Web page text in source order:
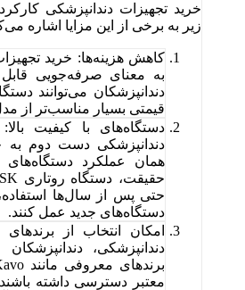
خرید تجهیزات دندانپزشکی
زیر به برخی از این مزایا اشاره
کاهش هزینه‌ها: خرید
به معنای صرفه‌جویی
دندانپزشکان می‌توانند
قیمتی بسیار مناسب‌تر از
دستگاه‌های با کیفیت
دندانپزشکی دست دوم به
همان عملکرد دستگاه‌های
حتی پس از سال‌ها استفاده،
دستگاه‌های جدید عمل کنند.
امکان انتخاب از
دندانپزشکی،
معتبر دسترسی داشته